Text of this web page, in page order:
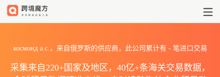
космонд а.с.，来自俄罗斯的供应商，此公司累计有 -笔进口交易
采集来自220+国家及地区，40亿+条海关交易数据，